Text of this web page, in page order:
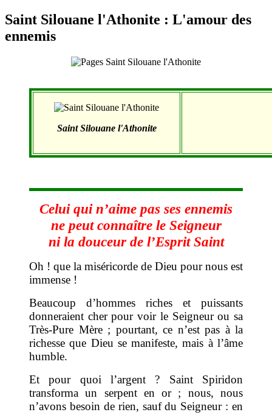
Saint Silouane l'Athonite : L'amour des
ennemis
Saint Silouane l'Athonite
Celui qui n’aime pas ses ennemis
ne peut connaître le Seigneur
ni la douceur de l’Esprit Saint
Oh ! que la miséricorde de Dieu pour nous est
immense !
Beaucoup d’hommes riches et puissants
donneraient cher pour voir le Seigneur ou sa
Très-Pure Mère ; pourtant, ce n’est pas à la
richesse que Dieu se manifeste, mais à l’âme
humble.
Et pour quoi l’argent ? Saint Spiridon
transforma un serpent en or ; nous, nous
n’avons besoin de rien, sauf du Seigneur : en